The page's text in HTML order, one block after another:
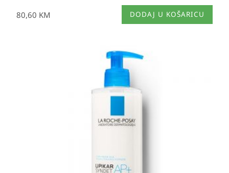
80,60 KM DODAJ U KOŠARICU